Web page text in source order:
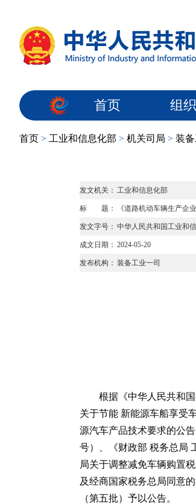
首页 组
首页 > 工业和信息化部 > 机关司局 > 装备
发文机关： 工业和信息化部
标 题： 《道路机动车辆生产企
发文字号： 中华人民共和国工业和
成文日期： 2024-05-20
发布机构： 装备工业一司
根据《中华人民共和
关于节能 新能源车船享受
源汽车产品技术要求的公
号）、《财政部 税务总局
局关于调整减免车辆购置
及经商国家税务总局同意
（第五批）予以公告。